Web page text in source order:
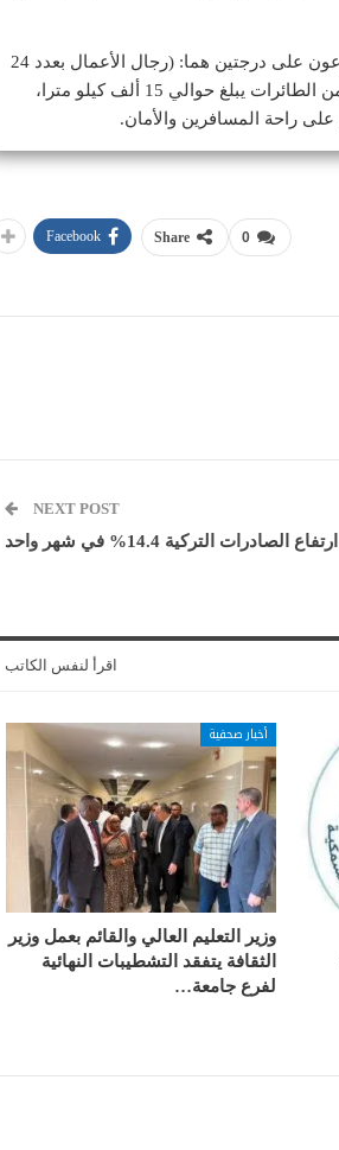
ونوه بيان الوزارة، بأن Boeing 787-8 Dreamliner تستوعب 266 راكبا يتوزعون على درجتين هما: (رجال الأعمال بعدد 24
مقعدا) و(الاقتصادي بعدد 242 مقعدا)، موضحا أن مدى الطيران هذا النوع من الطائرات يبلغ حوالي 15 ألف كيلو مترا،
0
Share
Facebook
NEXT POST
ارتفاع الصادرات التركية 14.4% في شهر واحد
اقرأ لنفس الكاتب
أخبار صحفية
وزير التعليم العالي والقائم بعمل وزير
الثقافة يتفقد التشطيبات النهائية
لفرع جامعة…